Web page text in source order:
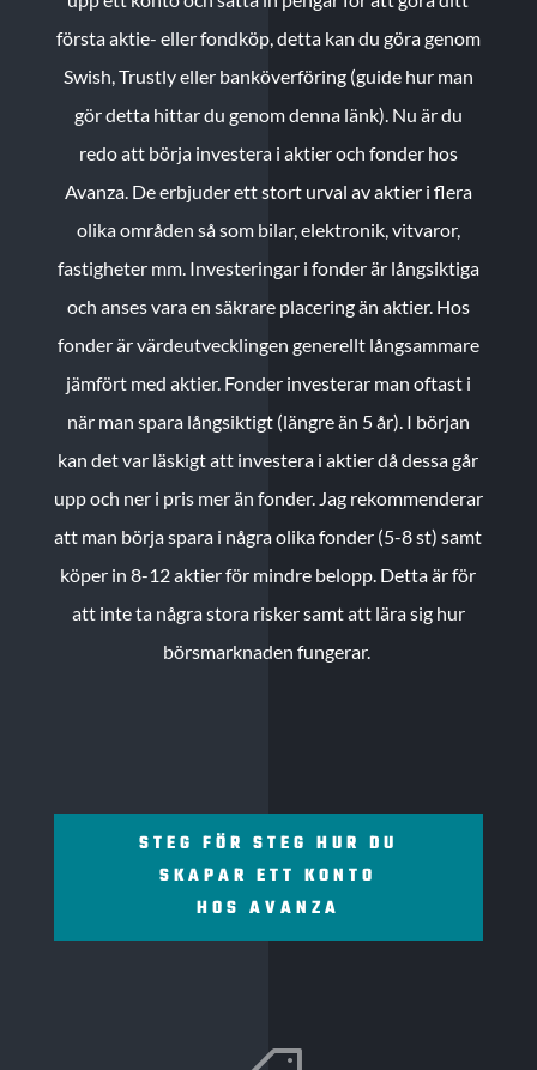
första aktie- eller fondköp, detta kan du göra genom
Swish, Trustly eller banköverföring (guide hur man
gör detta hittar du genom denna länk). Nu är du
redo att börja investera i aktier och fonder hos
Avanza. De erbjuder ett stort urval av aktier i flera
olika områden så som bilar, elektronik, vitvaror,
fastigheter mm. Investeringar i fonder är långsiktiga
och anses vara en säkrare placering än aktier. Hos
fonder är värdeutvecklingen generellt långsammare
jämfört med aktier. Fonder investerar man oftast i
när man spara långsiktigt (längre än 5 år). I början
kan det var läskigt att investera i aktier då dessa går
upp och ner i pris mer än fonder. Jag rekommenderar
att man börja spara i några olika fonder (5-8 st) samt
köper in 8-12 aktier för mindre belopp. Detta är för
att inte ta några stora risker samt att lära sig hur
börsmarknaden fungerar.
STEG FÖR STEG HUR DU
SKAPAR ETT KONTO
HOS AVANZA